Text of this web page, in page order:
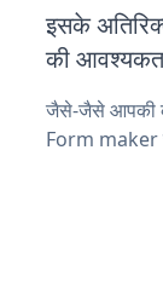
इसके
की
जैसे-जैसे आपकी
Form maker